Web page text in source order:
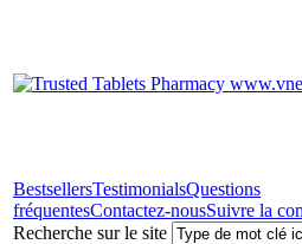
BestsellersTestimonialsQuestions
fréquentesContactez-nousSuivre la
Recherche sur le site